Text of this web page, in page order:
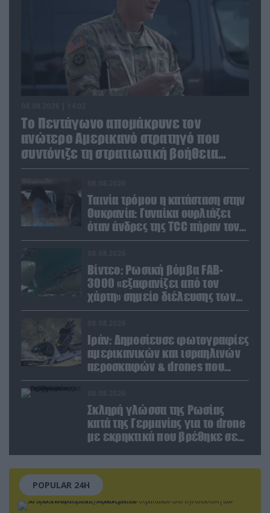
Το Πεντάγωνο απομάκρυνε τον
ανώτερο Αμερικανό στρατηγό που
συντόνιζε τη στρατιωτική βοήθεια
προς την Ουκρανία
Ταινία τρόμου η κατάσταση στην
Ουκρανία: Γυναίκα ουρλιάζει
όταν άνδρες της TCC πήραν τον
σύντροφό της (βίντεο)
Βίντεο: Ρωσική βόμβα FAB-
3000 «εξαφανίζει από τον
χάρτη» σημείο διέλευσης των
ουκρανικών δυνάμεων στην
Ιράν: Δημοσίευσε φωτογραφίες
αμερικανικών και ισραηλινών
αεροσκαφών & drones που
καταρρίφθηκαν
Σκληρή γλώσσα της Ρωσίας
κατά της Γερμανίας για το drone
με εκρηκτικά που βρέθηκε σε
POPULAR 24H